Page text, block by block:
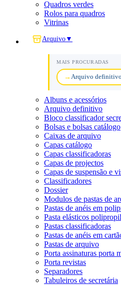
Quadros verdes
Rolos para quadros
Vitrinas
Arquivo ▼
MAIS PROCURADAS
Arquivo definitivo
Albuns e acessórios
Arquivo definitivo
Bloco classificador
Bolsas e bolsas catálogo
Caixas de arquivo
Capas catálogo
Capas classificadoras
Capas de projectos
Capas de suspensão e
Classificadores
Dossier
Modulos de pastas de
Pastas de anéis em
Pasta elásticos
Pastas classificadoras
Pastas de anéis em
Pastas de arquivo
Porta assinaturas porta
Porta revistas
Separadores
Tabuleiros de secretária